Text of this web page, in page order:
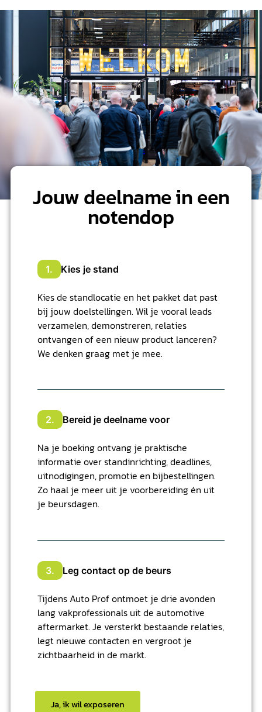
Jouw deelname in een
notendop
1. Kies je stand
Kies de standlocatie en het pakket dat past
bij jouw doelstellingen. Wil je vooral leads
verzamelen, demonstreren, relaties
ontvangen of een nieuw product lanceren?
We denken graag met je mee.
2. Bereid je deelname voor
Na je boeking ontvang je praktische
informatie over standinrichting, deadlines,
uitnodigingen, promotie en bijbestellingen.
Zo haal je meer uit je voorbereiding én uit
je beursdagen.
3. Leg contact op de beurs
Tijdens Auto Prof ontmoet je drie avonden
lang vakprofessionals uit de automotive
aftermarket. Je versterkt bestaande relaties,
legt nieuwe contacten en vergroot je
zichtbaarheid in de markt.
Ja, ik wil exposeren